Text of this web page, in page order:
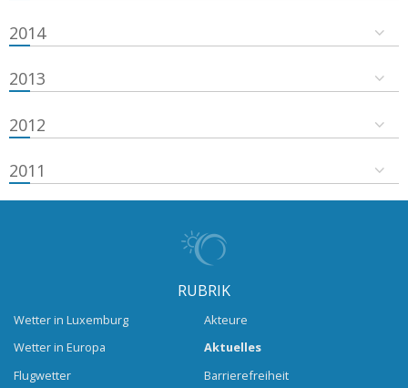
2014
2013
2012
2011
RUBRIK
Wetter in Luxemburg
Wetter in Europa
Flugwetter
Akteure
Aktuelles
Barrierefreiheit